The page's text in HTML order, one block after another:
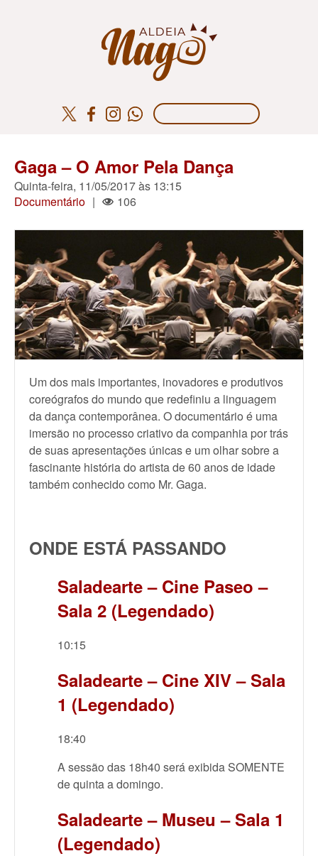
Gaga – O Amor Pela Dança
Quinta-feira, 11/05/2017 às 13:15
Documentário | 106
Um dos mais importantes, inovadores e produtivos
coreógrafos do mundo que redefiniu a linguagem
da dança contemporânea. O documentário é uma
imersão no processo criativo da companhia por trás
de suas apresentações únicas e um olhar sobre a
fascinante história do artista de 60 anos de idade
também conhecido como Mr. Gaga.
ONDE ESTÁ PASSANDO
Saladearte – Cine Paseo –
Sala 2 (Legendado)
10:15
Saladearte – Cine XIV – Sala
1 (Legendado)
18:40
A sessão das 18h40 será exibida SOMENTE
de quinta a domingo.
Saladearte – Museu – Sala 1
(Legendado)